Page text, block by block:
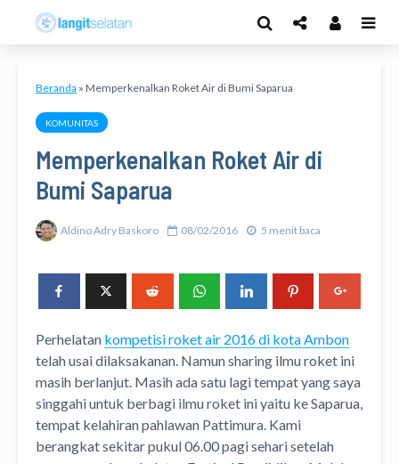
Beranda » Memperkenalkan Roket Air di Bumi Saparua
KOMUNITAS
Memperkenalkan Roket Air di
Bumi Saparua
Aldino Adry Baskoro 08/02/2016 5 menit baca
Perhelatan kompetisi roket air 2016 di kota Ambon
telah usai dilaksakanan. Namun sharing ilmu roket ini
masih berlanjut. Masih ada satu lagi tempat yang saya
singgahi untuk berbagi ilmu roket ini yaitu ke Saparua,
tempat kelahiran pahlawan Pattimura. Kami
berangkat sekitar pukul 06.00 pagi sehari setelah